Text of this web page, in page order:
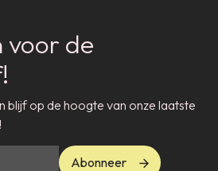
voor de
blijf op de hoogte van onze laatste
Abonneer